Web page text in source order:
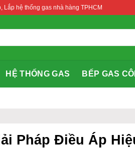
Lắp hệ thống gas nhà hàng TPHCM
HỆ THỐNG GAS BẾP GAS
Pháp Điều Áp